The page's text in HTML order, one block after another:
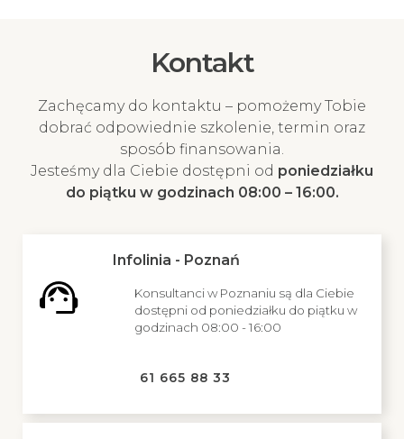
Kontakt
Zachęcamy do kontaktu – pomożemy Tobie
dobrać odpowiednie szkolenie, termin oraz
sposób finansowania.
Jesteśmy dla Ciebie dostępni od poniedziałku
do piątku w godzinach 08:00 – 16:00.
Infolinia - Poznań
Konsultanci w Poznaniu są dla Ciebie
dostępni od poniedziałku do piątku w
godzinach 08:00 - 16:00
61 665 88 33